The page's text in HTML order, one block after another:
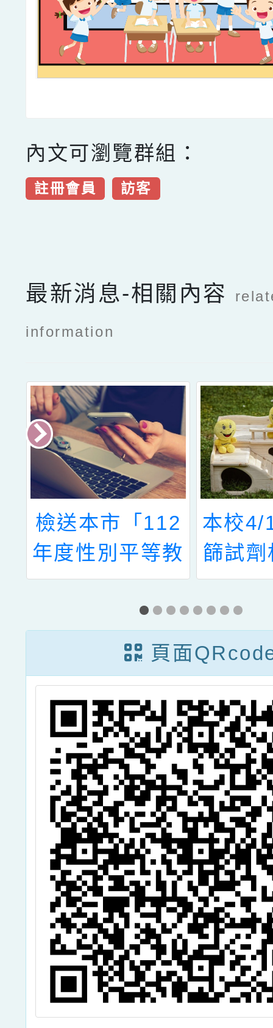
內文可瀏覽群組：
註冊會員 訪客
最新消息-相關內容
information
檢送本市「112
年度性別平等教
育劇團巡迴宣導
（平鎮區及中壢
區）」海報各1
份，請貴校協助
公告、張貼文宣
並鼓勵親師生踴
躍參與，請查
照。
本校4/
篩試
頁面